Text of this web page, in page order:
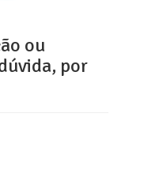
ou
por